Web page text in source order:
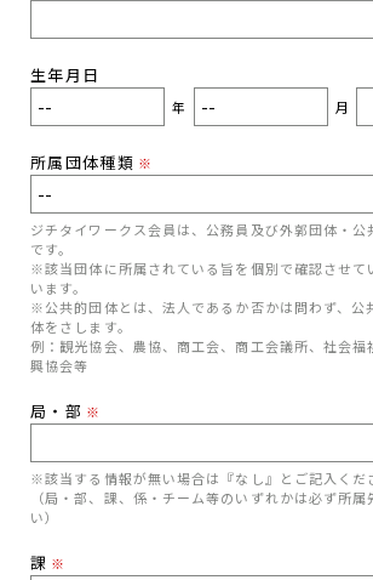
生年月日
年 月
所属団体種類 ※
ジチタイワークス会員は、公務員及び外郭団体・公
です。
※該当団体に所属されている旨を個別で確認させて
います。
※公共的団体とは、法人であるか否かは問わず、公
体をさします。
例：観光協会、農協、商工会、商工会議所、社会福
興協会等
局・部 ※
※該当する情報が無い場合は『なし』とご記入くだ
（局・部、課、係・チーム等のいずれかは必ず所
い）
課 ※